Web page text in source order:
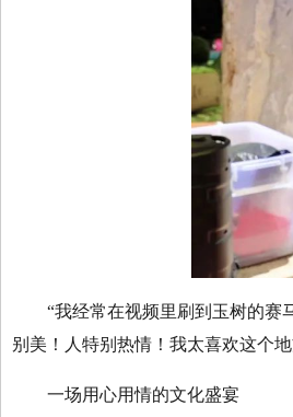
“我经常在视频里刷到玉树的赛马
别美！人特别热情！我太喜欢这个
一场用心用情的文化盛宴